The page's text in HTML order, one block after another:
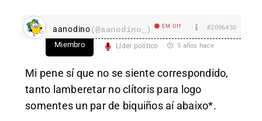
aanodino(@aanodino_) EM Off #2096430
Miembro Líder político 5 años hace
Mi pene sí que no se siente correspondido,
tanto lamberetar no clítoris para logo
somentes un par de biquiños aí abaixo*.